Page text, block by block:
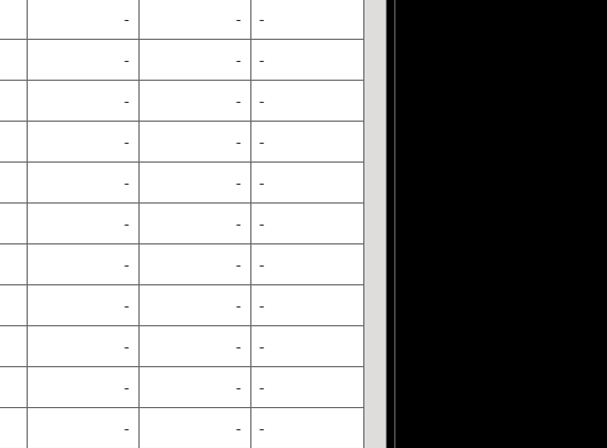
- - -
- - -
- - -
- - -
- - -
- - -
- - -
- - -
- - -
- - -
- - -